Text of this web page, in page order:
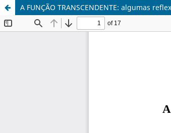
A FUNÇÃO TRANSCENDENTE: algumas